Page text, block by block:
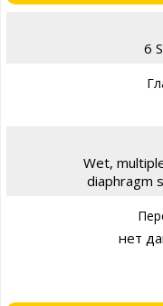
6
Wet,
diaphragm
нет